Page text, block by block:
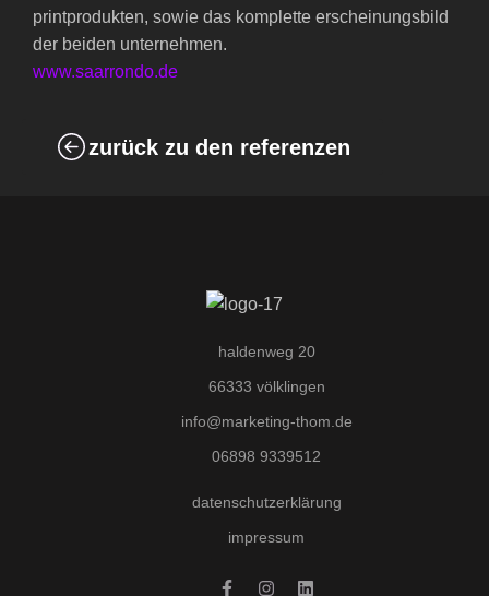
printprodukten, sowie das komplette erscheinungsbild
der beiden unternehmen.
www.saarrondo.de
zurück zu den referenzen
haldenweg 20
66333 völklingen
info@marketing-thom.de
06898 9339512
datenschutzerklärung
impressum